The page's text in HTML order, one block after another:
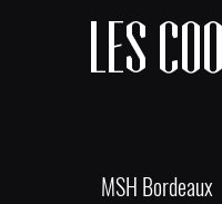
LES
MSH Bordeaux